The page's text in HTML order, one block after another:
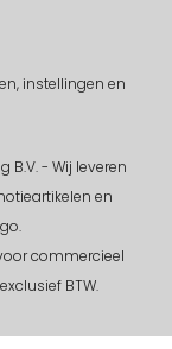
instellingen en
- Wij leveren
en
commercieel
BTW.